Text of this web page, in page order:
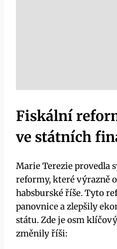
Fiskální
ve státních
Marie Terezie provedla
reformy, které výrazně
habsburské říše. Tyto
panovnice a zlepšily
státu. Zde je osm
změnily říši: